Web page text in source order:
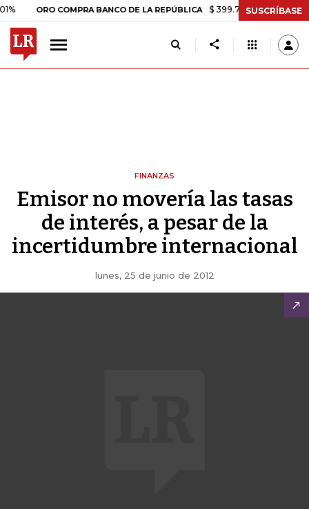
ORO COMPRA BANCO DE LA REPÚBLICA $ 399.745,16 +$ 2.295,71
SUSCRÍBASE
FINANZAS
Emisor no movería las tasas
de interés, a pesar de la
incertidumbre internacional
lunes, 25 de junio de 2012